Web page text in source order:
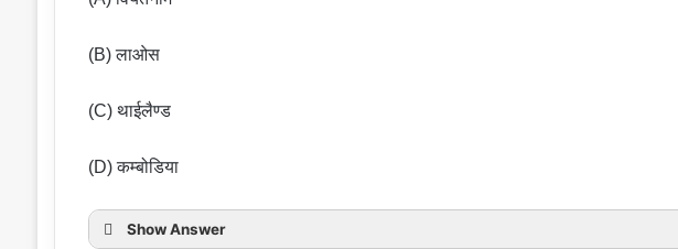
(B) लाओस
(C) थाईलैण्ड
(D) कम्बोडिया
Show Answer